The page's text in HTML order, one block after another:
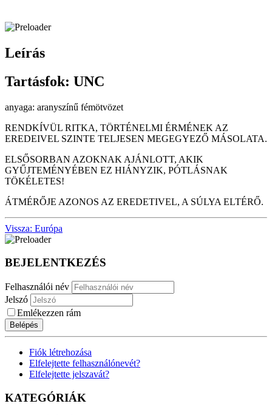
Leírás
Tartásfok: UNC
anyaga: aranyszínű fémötvözet
RENDKÍVÜL RITKA, TÖRTÉNELMI ÉRMÉNEK AZ
EREDEIVEL SZINTE TELJESEN MEGEGYEZŐ MÁSOLATA.
ELSŐSORBAN AZOKNAK AJÁNLOTT, AKIK
GYŰJTEMÉNYÉBEN EZ HIÁNYZIK, PÓTLÁSNAK
TÖKÉLETES!
ÁTMÉRŐJE AZONOS AZ EREDETIVEL, A SÚLYA ELTÉRŐ.
Vissza: Európa
BEJELENTKEZÉS
Felhasználói név
Jelszó
Emlékezzen rám
Belépés
Fiók létrehozása
Elfelejtette felhasználónevét?
Elfelejtette jelszavát?
KATEGÓRIÁK